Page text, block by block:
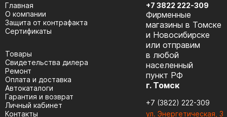
Главная
О компании
Защита от контрафакта
Сертификаты
Товары
Cвидетельства дилера
Ремонт
Оплата и доставка
Автокаталоги
Гарантия и возврат
Личный кабинет
Контакты
+7 3822 222-309
Фирменные
магазины в Томске
и Новосибирске
или отправим
в любой
населенный
пункт РФ
г. Томск
+7 (3822) 222-309
ул. Энергетическая, 3